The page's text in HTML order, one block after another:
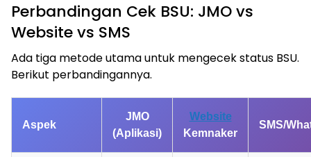
Perbandingan Cek BSU: JMO vs
Website vs SMS
Ada tiga metode utama untuk mengecek status BSU.
Berikut perbandingannya.
Aspek
JMO
(Aplikasi)
Website
Kemnaker
SMS/